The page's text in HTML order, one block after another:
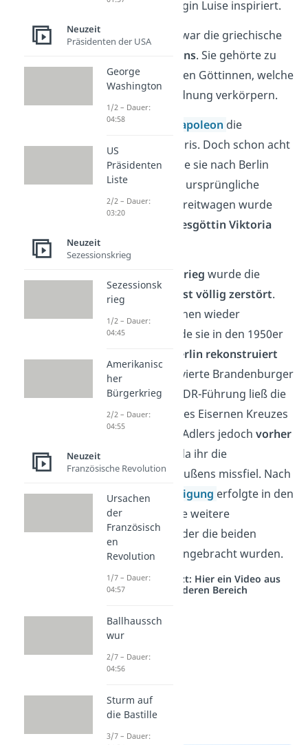
preußischen Königin Luise inspiriert.
Übrigens:Eirene war die griechische
Göttin des Friedens. Sie gehörte zu
den Horen, also den Göttinnen, welche
die natürliche Ordnung verkörpern.
1806 entführte
Napoleon die
Quadriga nach Paris. Doch schon acht
Jahre später wurde sie nach Berlin
zurückgeholt. Die ursprüngliche
Eirene auf dem Streitwagen wurde
Siegesgöttin Viktoria
umgedeutet.
Zweiten Weltkrieg wurde die
Quadriga dann
fast völlig zerstört.
Um das Wahrzeichen wieder
aufzubauen, wurde sie in den 1950er
in West-Berlin rekonstruiert
und auf das renovierte Brandenburger
Tor gesetzt. Die DDR-Führung ließ die
beiden Symbole des Eisernen Kreuzes
und preußischen Adlers jedochvorher
noch entfernen
, da ihr die
Glorifizierung Preußens missfiel. Nach
derWiedervereinigung erfolgte in den
1990er Jahren eine weitere
Renovierung, bei der die beiden
Symbole wieder angebracht wurden.
Studyflix vernetzt: Hier ein Video aus
einem anderen Bereich
Neuzeit
Präsidenten der USA
George
Washington
1/2 – Dauer:
04:58
US
Präsidenten
Liste
2/2 – Dauer:
03:20
Neuzeit
Sezessionskrieg
Sezessionsk
rieg
1/2 – Dauer:
04:45
Amerikanisc
her
Bürgerkrieg
2/2 – Dauer:
04:55
Neuzeit
Französische Revolution
Ursachen
der
Französisch
en
Revolution
1/7 – Dauer:
04:57
Ballhaussch
wur
2/7 – Dauer:
04:56
Sturm auf
die Bastille
3/7 – Dauer: